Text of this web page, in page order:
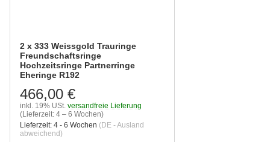
2 x 333 Weissgold Trauringe
Freundschaftsringe
Hochzeitsringe Partnerringe
Eheringe R192
466,00 €
inkl. 19% USt. versandfreie Lieferung
(Lieferzeit: 4 – 6 Wochen)
Lieferzeit: 4 - 6 Wochen (DE - Ausland
abweichend)